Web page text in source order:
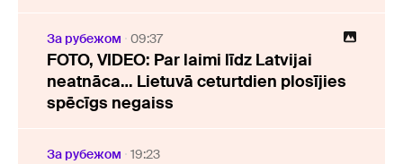
За рубежом 09:37
FOTO, VIDEO: Par laimi līdz Latvijai
neatnāca… Lietuvā ceturtdien plosījies
spēcīgs negaiss
За рубежом 19:23